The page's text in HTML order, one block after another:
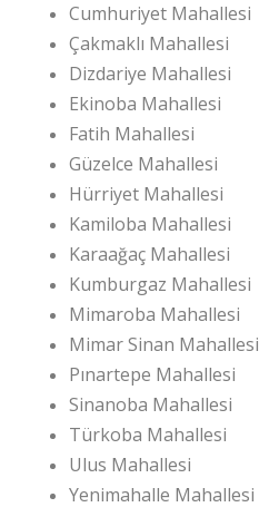
Cumhuriyet Mahallesi
Çakmaklı Mahallesi
Dizdariye Mahallesi
Ekinoba Mahallesi
Fatih Mahallesi
Güzelce Mahallesi
Hürriyet Mahallesi
Kamiloba Mahallesi
Karaağaç Mahallesi
Kumburgaz Mahallesi
Mimaroba Mahallesi
Mimar Sinan Mahallesi
Pınartepe Mahallesi
Sinanoba Mahallesi
Türkoba Mahallesi
Ulus Mahallesi
Yenimahalle Mahallesi